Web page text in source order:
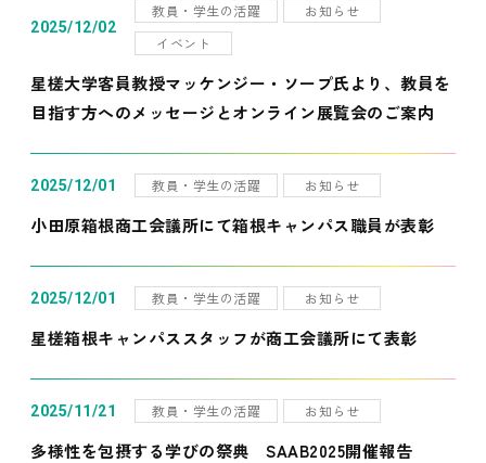
2025/12/02
教員・学生の活躍
お知らせ
イベント
星槎大学客員教授マッケンジー・ソープ氏より、教員を
目指す方へのメッセージとオンライン展覧会のご案内
2025/12/01 教員・学生の活躍 お知らせ
小田原箱根商工会議所にて箱根キャンパス職員が表彰
2025/12/01 教員・学生の活躍 お知らせ
星槎箱根キャンパススタッフが商工会議所にて表彰
2025/11/21 教員・学生の活躍 お知らせ
多様性を包摂する学びの祭典 SAAB2025開催報告